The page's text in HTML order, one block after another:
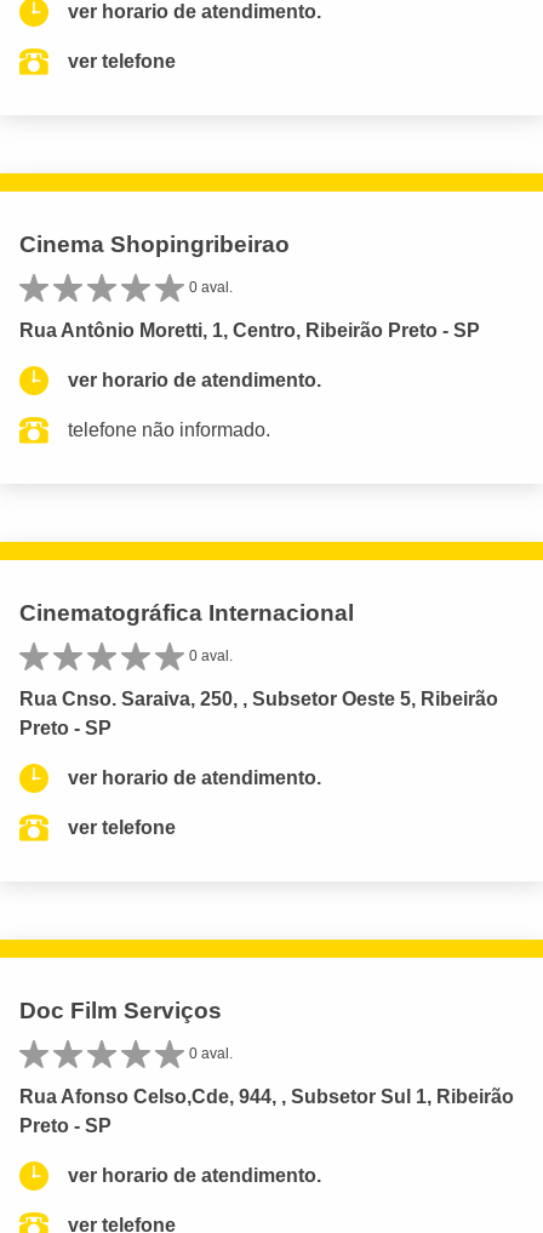
ver horario de atendimento.
ver telefone
Cinema Shopingribeirao
0 aval.
Rua Antônio Moretti, 1, Centro, Ribeirão Preto - SP
ver horario de atendimento.
telefone não informado.
Cinematográfica Internacional
0 aval.
Rua Cnso. Saraiva, 250, , Subsetor Oeste 5, Ribeirão
Preto - SP
ver horario de atendimento.
ver telefone
Doc Film Serviços
0 aval.
Rua Afonso Celso,Cde, 944, , Subsetor Sul 1, Ribeirão
Preto - SP
ver horario de atendimento.
ver telefone